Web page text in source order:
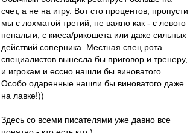
счет, а не на игру. Вот сто процентов, пропусти
мы с лохматой третий, не важно как - с левого
пенальти, с киеса/рикошета или даже сильных
действий соперника. Местная спец рота
специалистов вынесла бы приговор и тренеру,
и игрокам и ессно нашли бы виноватого.
Особо одаренные нашли бы виноватого даже
на лавке!))
Здесь со всеми писателями уже давно все